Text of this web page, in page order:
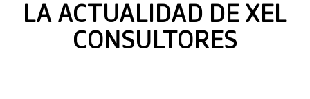
LA ACTUALIDAD DE XEL
CONSULTORES